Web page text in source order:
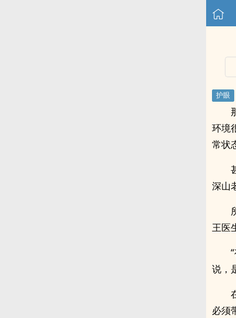
环境
常状
深山
王医
说，
必须